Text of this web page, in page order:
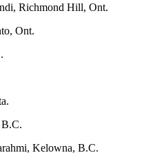
Richmond Hill, Ont.
Ont.
Kelowna, B.C.